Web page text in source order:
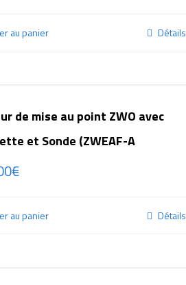
au panier Détails
de mise au point ZWO avec
et Sonde (ZWEAF-A
€
au panier Détails